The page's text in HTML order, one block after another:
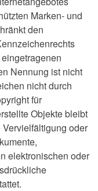
Marken- und
den
Nennung ist nicht
nicht durch
für
Objekte bleibt
oder
elektronischen oder